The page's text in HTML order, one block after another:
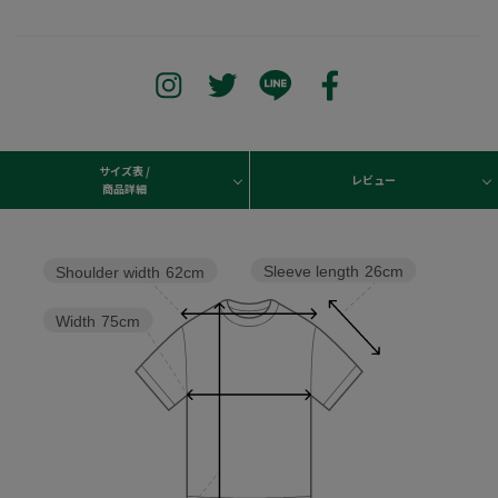
サイズ表 /
商品詳細
レビュー
Sleeve length 26cm
Width 75cm
Shoulder width 62cm